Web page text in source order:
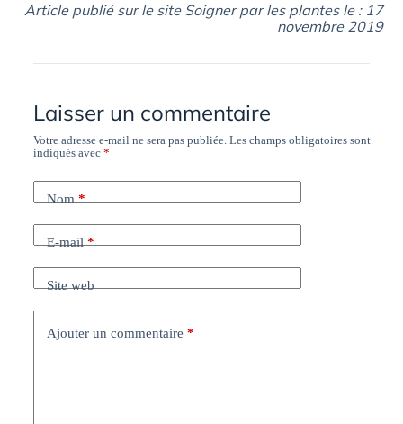
Article publié sur le site Soigner par les plantes le : 17
novembre 2019
Laisser un commentaire
Votre adresse e-mail ne sera pas publiée. Les champs obligatoires sont
indiqués avec*
Nom*
E-mail*
Site web
Ajouter un commentaire *